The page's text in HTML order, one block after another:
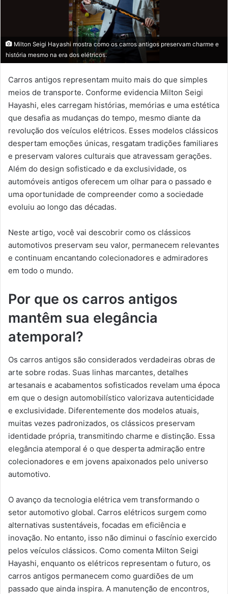
Milton Seigi Hayashi mostra como os carros antigos preservam charme e
história mesmo na era dos elétricos.
Carros antigos representam muito mais do que simples
meios de transporte. Conforme evidencia Milton Seigi
Hayashi, eles carregam histórias, memórias e uma estética
que desafia as mudanças do tempo, mesmo diante da
revolução dos veículos elétricos. Esses modelos clássicos
despertam emoções únicas, resgatam tradições familiares
e preservam valores culturais que atravessam gerações.
Além do design sofisticado e da exclusividade, os
automóveis antigos oferecem um olhar para o passado e
uma oportunidade de compreender como a sociedade
evoluiu ao longo das décadas.
Neste artigo, você vai descobrir como os clássicos
automotivos preservam seu valor, permanecem relevantes
e continuam encantando colecionadores e admiradores
em todo o mundo.
Por que os carros antigos
mantêm sua elegância
atemporal?
Os carros antigos são considerados verdadeiras obras de
arte sobre rodas. Suas linhas marcantes, detalhes
artesanais e acabamentos sofisticados revelam uma época
em que o design automobilístico valorizava autenticidade
e exclusividade. Diferentemente dos modelos atuais,
muitas vezes padronizados, os clássicos preservam
identidade própria, transmitindo charme e distinção. Essa
elegância atemporal é o que desperta admiração entre
colecionadores e em jovens apaixonados pelo universo
automotivo.
O avanço da tecnologia elétrica vem transformando o
setor automotivo global. Carros elétricos surgem como
alternativas sustentáveis, focadas em eficiência e
inovação. No entanto, isso não diminui o fascínio exercido
pelos veículos clássicos. Como comenta Milton Seigi
Hayashi, enquanto os elétricos representam o futuro, os
carros antigos permanecem como guardiões de um
passado que ainda inspira. A manutenção de encontros,